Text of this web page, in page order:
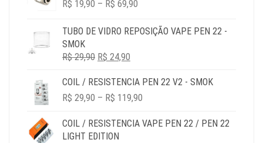
R$ 19,90 – R$ 69,90
R$ 19,90
THROUGH
TUBO DE VIDRO REPOSIÇÃO VAPE PEN 22 -
SMOK
R$29,90 O
ORIGINAL
ERA:
R$ 24,90
ATUAL
É:
COIL / RESISTENCIA PEN 22 V2 - SMOK
R$ 29,90 – R$ 119,90
R$ 29,90
COIL / RESISTENCIA VAPE PEN 22 / PEN 22
LIGHT EDITION